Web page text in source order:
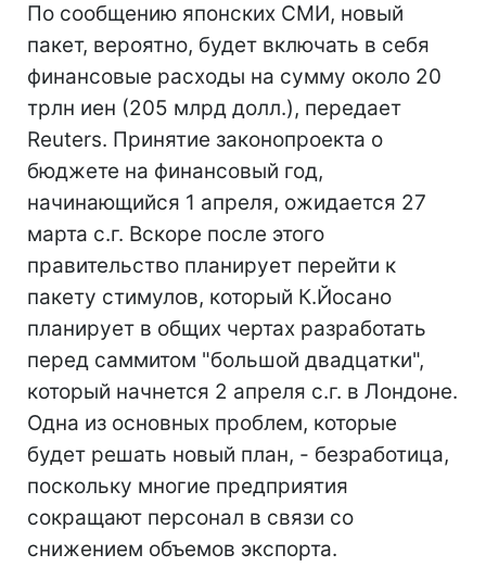
По сообщению японских СМИ, новый
пакет, вероятно, будет включать в себя
финансовые расходы на сумму около 20
трлн иен (205 млрд долл.), передает
Reuters. Принятие законопроекта о
бюджете на финансовый год,
начинающийся 1 апреля, ожидается 27
марта с.г. Вскоре после этого
правительство планирует перейти к
пакету стимулов, который К.Йосано
планирует в общих чертах разработать
перед саммитом "большой двадцатки",
который начнется 2 апреля с.г. в Лондоне.
Одна из основных проблем, которые
будет решать новый план, - безработица,
поскольку многие предприятия
сокращают персонал в связи со
снижением объемов экспорта.